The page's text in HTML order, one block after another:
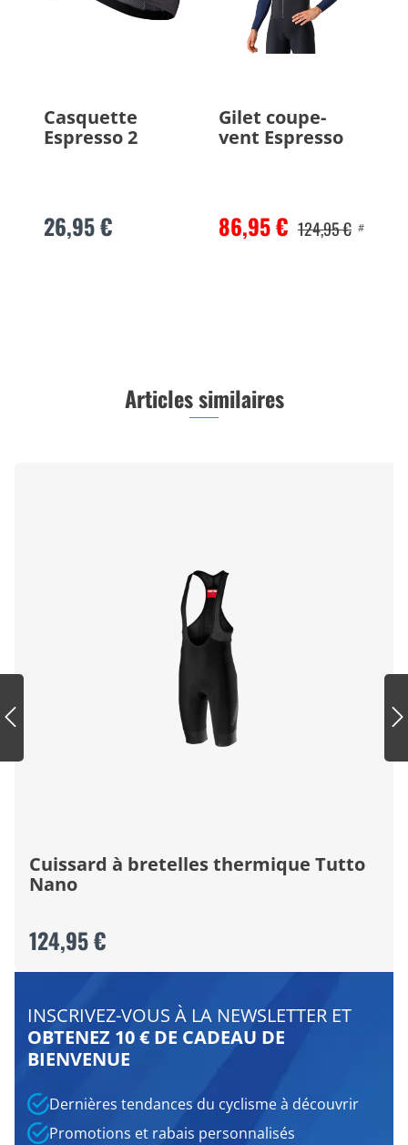
Casquette
Espresso 2
26,95 €
Gilet coupe-
vent Espresso
86,95 € 124,95 € #
Articles similaires
Cuissard à bretelles thermique Tutto
Nano
124,95 €
INSCRIVEZ-VOUS À LA NEWSLETTER ET
OBTENEZ 10 € DE CADEAU DE
BIENVENUE
Dernières tendances du cyclisme à découvrir
Promotions et rabais personnalisés